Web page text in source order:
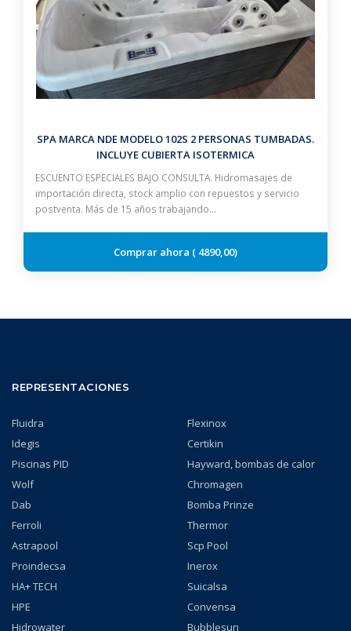
SPA MARCA NDE MODELO 102S 2 PERSONAS TUMBADAS.
INCLUYE CUBIERTA ISOTERMICA
ESCUENTO ESPECIALES BAJO CONSULTA. Hidromasajes de
importación directa, stock amplio con repuestos y servicio
postventa. Más de 15 años trabajando…
4890,00
REPRESENTACIONES
Fluidra
Flexinox
Idegis
Certikin
Piscinas PID
Hayward, bombas de calor
Wolf
Chromagen
Dab
Bomba Prinze
Ferroli
Thermor
Astrapool
Scp Pool
Proindecsa
Inerox
HA+ TECH
Suicalsa
HPE
Convensa
Hidrowater
Bubblesun